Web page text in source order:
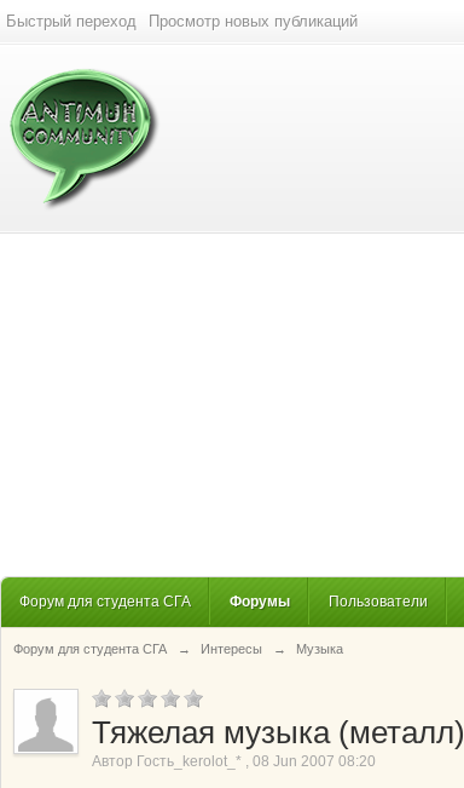
Быстрый переход Просмотр новых публикаций
Форум для студента СГА Форумы Пользователи
Форум для студента СГА → Интересы → Музыка
Тяжелая музыка (металл)
Автор Гость_kerolot_* , 08 Jun 2007 08:20